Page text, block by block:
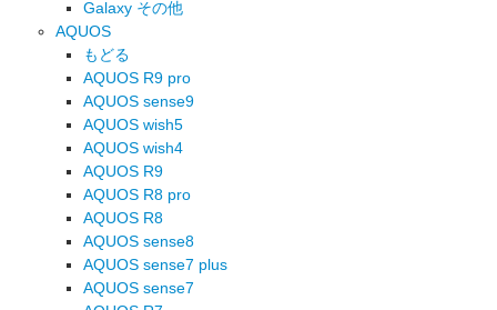
Galaxy その他
AQUOS
もどる
AQUOS R9 pro
AQUOS sense9
AQUOS wish5
AQUOS wish4
AQUOS R9
AQUOS R8 pro
AQUOS R8
AQUOS sense8
AQUOS sense7 plus
AQUOS sense7